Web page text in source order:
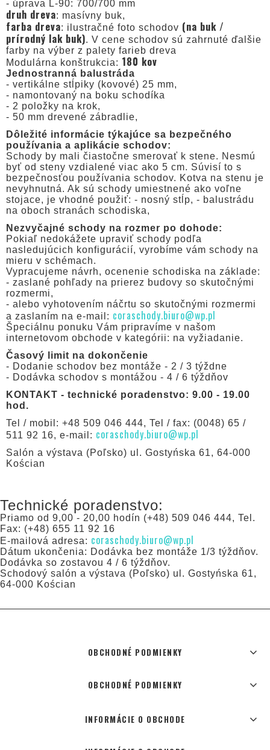
- úprava L-90: 700/700 mm
druh dreva: masívny buk,
farba dreva: ilustračné foto schodov (na buk /
prírodný lak buk). V cene schodov sú zahrnuté ďalšie
farby na výber z palety farieb dreva
Modulárna konštrukcia: 180 kov
Jednostranná balustráda
- vertikálne stĺpiky (kovové) 25 mm,
- namontovaný na boku schodíka
- 2 položky na krok,
- 50 mm drevené zábradlie,
Dôležité informácie týkajúce sa bezpečného
používania a aplikácie schodov:
Schody by mali čiastočne smerovať k stene. Nesmú
byť od steny vzdialené viac ako 5 cm. Súvisí to s
bezpečnosťou používania schodov. Kotva na stenu je
nevyhnutná. Ak sú schody umiestnené ako voľne
stojace, je vhodné použiť: - nosný stĺp, - balustrádu
na oboch stranách schodiska,
Nezvyčajné schody na rozmer po dohode:
Pokiaľ nedokážete upraviť schody podľa
nasledujúcich konfigurácií, vyrobíme vám schody na
mieru v schémach.
Vypracujeme návrh, ocenenie schodiska na základe:
- zaslané pohľady na prierez budovy so skutočnými
rozmermi,
- alebo vyhotovením náčrtu so skutočnými rozmermi
a zaslaním na e-mail: coraschody.biuro@wp.pl
Špeciálnu ponuku Vám pripravíme v našom
internetovom obchode v kategórii: na vyžiadanie.
Časový limit na dokončenie
- Dodanie schodov bez montáže - 2 / 3 týždne
- Dodávka schodov s montážou - 4 / 6 týždňov
KONTAKT - technické poradenstvo: 9.00 - 19.00
hod.
Tel / mobil: +48 509 046 444, Tel / fax: (0048) 65 /
511 92 16, e-mail: coraschody.biuro@wp.pl
Salón a výstava (Poľsko) ul. Gostyńska 61, 64-000
Kościan
Technické poradenstvo:
Priamo od 9,00 - 20,00 hodín (+48) 509 046 444, Tel.
Fax: (+48) 655 11 92 16
E-mailová adresa: coraschody.biuro@wp.pl
Dátum ukončenia: Dodávka bez montáže 1/3 týždňov.
Dodávka so zostavou 4 / 6 týždňov.
Schodový salón a výstava (Poľsko) ul. Gostyńska 61,
64-000 Kościan
OBCHODNÉ PODMIENKY
OBCHODNÉ PODMIENKY
INFORMÁCIE O OBCHODE